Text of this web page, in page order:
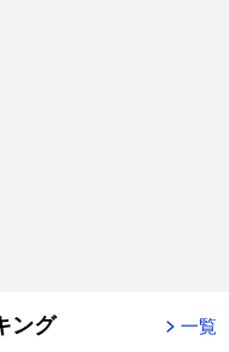
ング 一覧